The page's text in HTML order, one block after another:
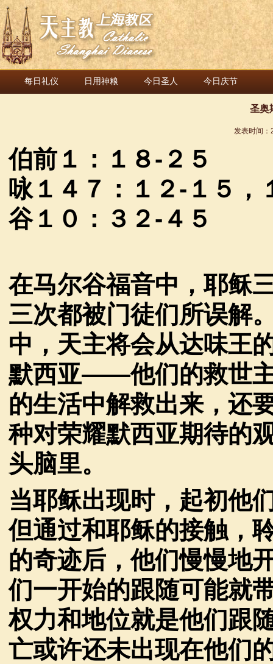
每日礼仪 日用神粮 今日圣人 今日庆节
圣奥
发表时间：
伯前１：１８- ２５
咏１４７：１２- １５，
谷１０：３２- ４５
在马尔谷福音中，耶稣
三次都被门徒们所误解
中，天主将会从达味王
默西亚——他们的救世
的生活中解救出来，还
种对荣耀默西亚期待的
头脑里。
当耶稣出现时，起初他
但通过和耶稣的接触，
的奇迹后，他们慢慢地
们一开始的跟随可能就
权力和地位就是他们跟
亡或许还未出现在他们